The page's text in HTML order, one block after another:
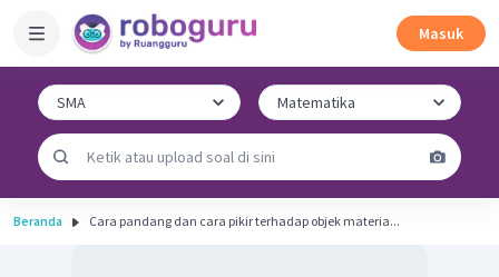
Masuk
Beranda Cara pandang dan cara pikir terhadap objek materia...